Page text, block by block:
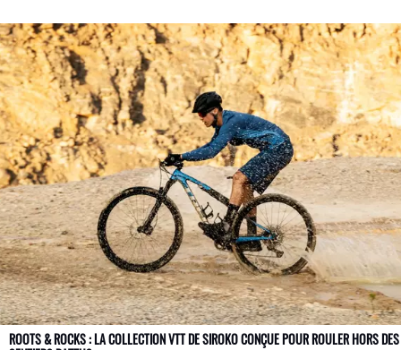
ROOTS & ROCKS : LA COLLECTION VTT DE SIROKO CONÇUE POUR ROULER HORS DES